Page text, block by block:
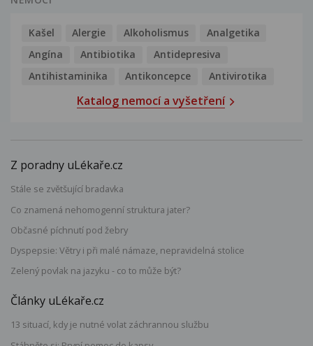
Kašel Alergie Alkoholismus
Analgetika
Angína
Antibiotika
Antidepresiva
Antihistaminika
Antikoncepce Antivirotika
Katalog nemocí a vyšetření
Z poradny uLékaře.cz
Stále se zvětšující bradavka
Co znamená nehomogenní struktura jater?
Občasné píchnutí pod žebry
Dyspepsie: Větry i při malé námaze, nepravidelná stolice
Zelený povlak na jazyku - co to může být?
Články uLékaře.cz
13 situací, kdy je nutné volat záchrannou službu